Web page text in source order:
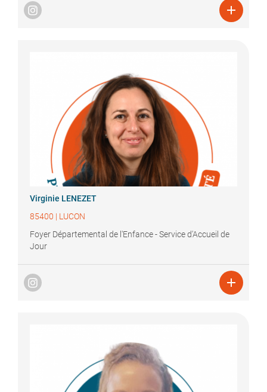

Virginie LENEZET
85400 | LUCON
Foyer Départemental de l'Enfance - Service d'Accueil de
Jour
